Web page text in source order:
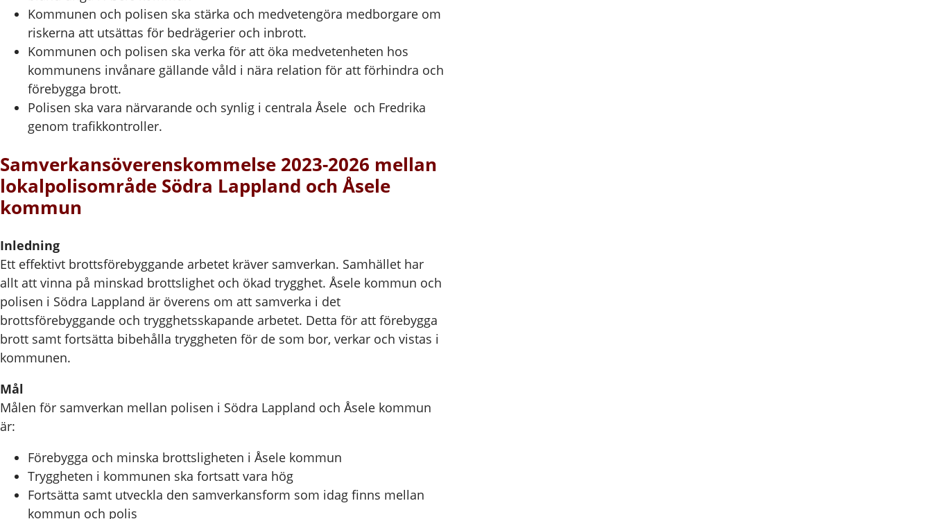
Kommunen och polisen ska stärka och medvetengöra medborgare om
riskerna att utsättas för bedrägerier och inbrott.
Kommunen och polisen ska verka för att öka medvetenheten hos
kommunens invånare gällande våld i nära relation för att förhindra och
förebygga brott.
Polisen ska vara närvarande och synlig i centrala Åsele och Fredrika
genom trafikkontroller.
Samverkansöverenskommelse 2023-2026 mellan
lokalpolisområde Södra Lappland och Åsele
kommun
Inledning
Ett effektivt brottsförebyggande arbetet kräver samverkan. Samhället har
allt att vinna på minskad brottslighet och ökad trygghet. Åsele kommun och
polisen i Södra Lappland är överens om att samverka i det
brottsförebyggande och trygghetsskapande arbetet. Detta för att förebygga
brott samt fortsätta bibehålla tryggheten för de som bor, verkar och vistas i
kommunen.
Mål
Målen för samverkan mellan polisen i Södra Lappland och Åsele kommun
är:
Förebygga och minska brottsligheten i Åsele kommun
Tryggheten i kommunen ska fortsatt vara hög
Fortsätta samt utveckla den samverkansform som idag finns mellan
kommun och polis